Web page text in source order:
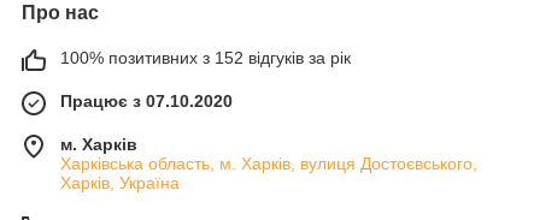
Про нас
100% позитивних з 152 відгуків за рік
Працює з 07.10.2020
м. Харків
Харківська область, м. Харків, вулиця Достоєвського,
Харків, Україна